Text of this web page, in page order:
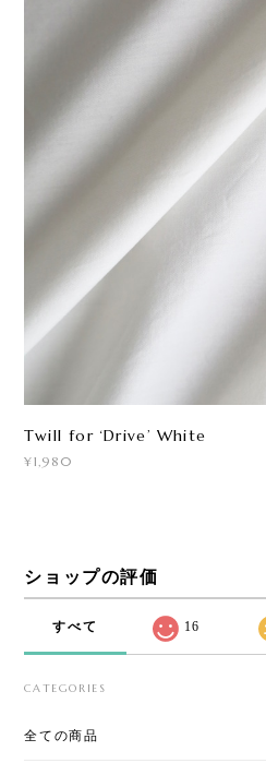
Twill for ‘Drive ’ White
¥1,980
ショップの評価
すべて 16
CATEGORIES
全ての商品